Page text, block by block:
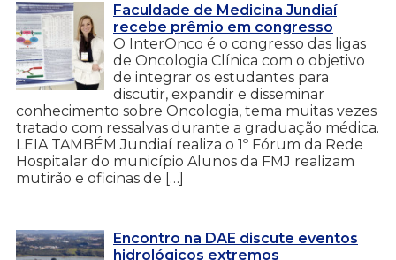
Faculdade de Medicina Jundiaí
recebe prêmio em congresso
O InterOnco é o congresso das ligas
de Oncologia Clínica com o objetivo
de integrar os estudantes para
discutir, expandir e disseminar
conhecimento sobre Oncologia, tema muitas vezes
tratado com ressalvas durante a graduação médica.
LEIA TAMBÉM Jundiaí realiza o 1º Fórum da Rede
Hospitalar do município Alunos da FMJ realizam
mutirão e oficinas de […]
Encontro na DAE discute eventos
hidrológicos extremos